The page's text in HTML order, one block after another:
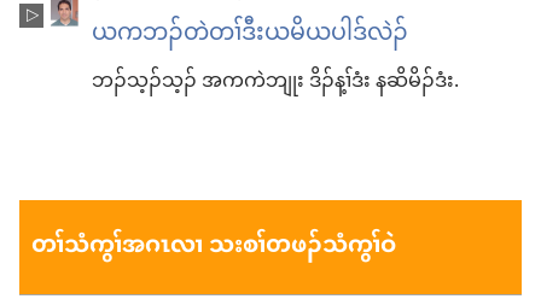
ယကဘၣ်တဲတၢ်ဒီးယမိယပါဒ်လဲၣ်
ဘၣ်သ့ၣ်သ့ၣ် အကကဲဘျုး ဒိၣ်န့ၢ်ဒံး နဆိမိၣ်ဒံး.
တၢ်သံကွၢ်အဂၤလၢ သးစၢ်တဖၣ်သံကွၢ်ဝဲ